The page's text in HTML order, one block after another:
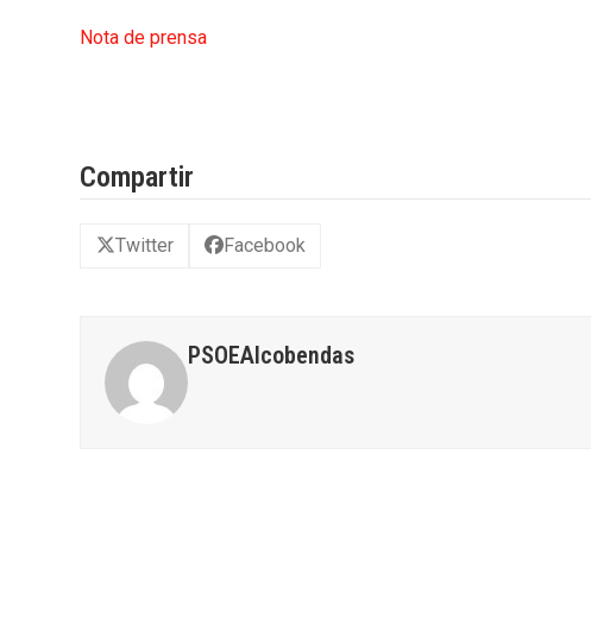
Nota de prensa
Compartir
Twitter Facebook
PSOEAlcobendas